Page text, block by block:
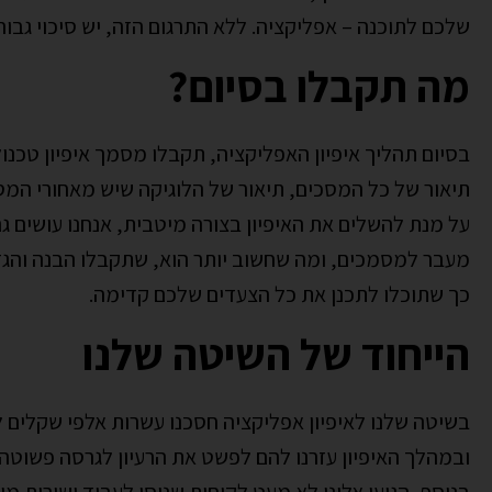
שלכם לתוכנה – אפליקציה. ללא התרגום הזה, יש סיכוי
מה תקבלו בסיום?
בסיום תהליך איפיון האפליקציה, תקבלו מסמך איפיון
תיאור של כל המסכים, תיאור של הלוגיקה שיש מאחורי
על מנת להשלים את האיפיון בצורה מיטבית, אנחנו עושים
מעבר למסמכים, ומה שחשוב יותר הוא, שתקבלו הבנה
כך שתוכלו לתכנן את כל הצעדים שלכם קדימה.
הייחוד של השיטה שלנו
בשיטה שלנו לאיפיון אפליקציה חסכנו עשרות אלפי
ובמהלך האיפיון עזרנו להם לפשט את הרעיון לגרסה פשוטה